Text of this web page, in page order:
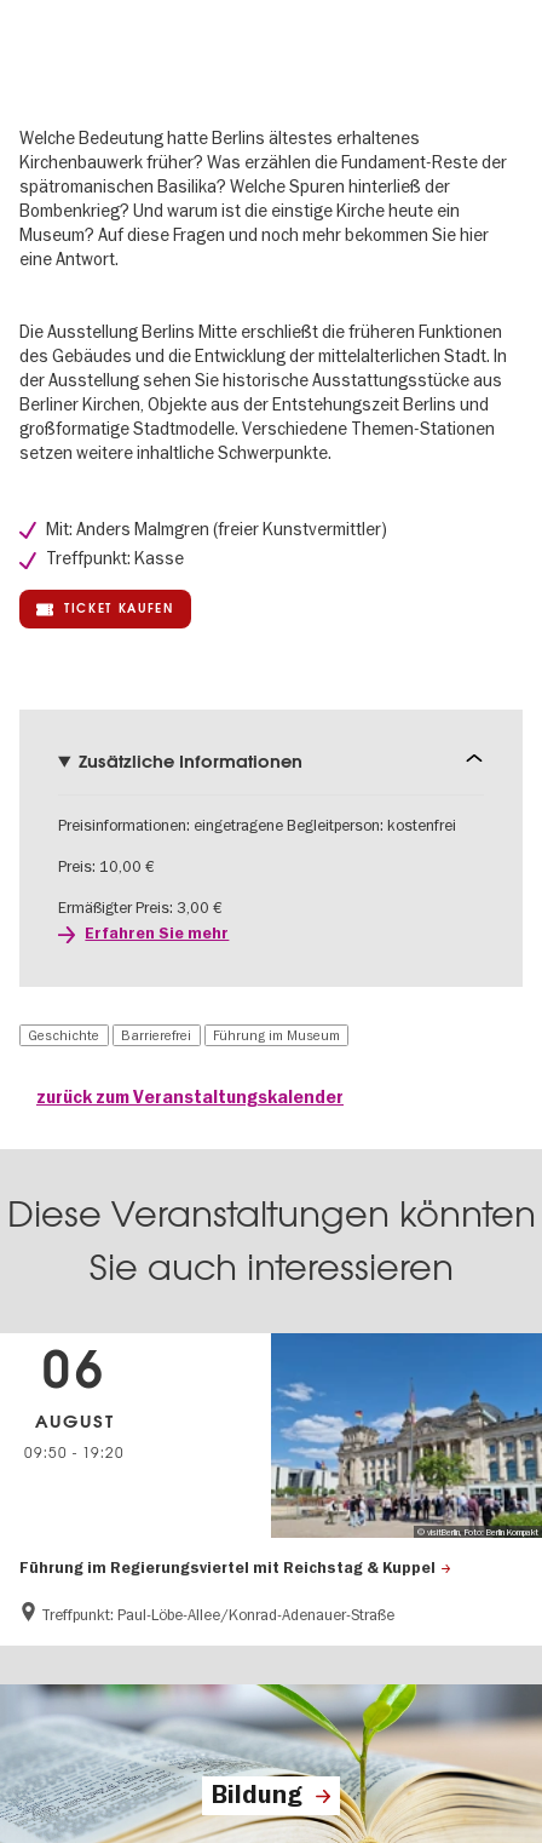
Welche Bedeutung hatte Berlins ältestes erhaltenes
Kirchenbauwerk früher? Was erzählen die Fundament-Reste der
spätromanischen Basilika? Welche Spuren hinterließ der
Bombenkrieg? Und warum ist die einstige Kirche heute ein
Museum? Auf diese Fragen und noch mehr bekommen Sie hier
eine Antwort.
Die Ausstellung Berlins Mitte erschließt die früheren Funktionen
des Gebäudes und die Entwicklung der mittelalterlichen Stadt. In
der Ausstellung sehen Sie historische Ausstattungsstücke aus
Berliner Kirchen, Objekte aus der Entstehungszeit Berlins und
großformatige Stadtmodelle. Verschiedene Themen-Stationen
setzen weitere inhaltliche Schwerpunkte.
Mit: Anders Malmgren (freier Kunstvermittler)
Treffpunkt: Kasse
TICKET KAUFEN
Zusätzliche Informationen
Preisinformationen: eingetragene Begleitperson: kostenfrei
Preis: 10,00 €
Ermäßigter Preis: 3,00 €
Erfahren Sie mehr
Geschichte Barrierefrei Führung im Museum
zurück zum Veranstaltungskalender
Diese Veranstaltungen könnten
Sie auch interessieren
Führung im Regierungsviertel mit Reichstag & Kuppel
Treffpunkt: Paul-Löbe-Allee/Konrad-Adenauer-Straße
06
AUGUST
09:50 - 19:20
© visitBerlin, Foto: Berlin Kompakt
Bildung